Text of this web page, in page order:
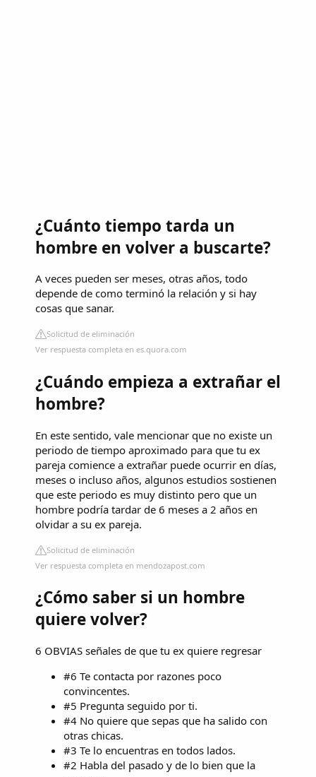
¿Cuánto tiempo tarda un
hombre en volver a buscarte?
A veces pueden ser meses, otras años, todo
depende de como terminó la relación y si hay
cosas que sanar.
Solicitud de eliminación
Ver respuesta completa en es.quora.com
¿Cuándo empieza a extrañar el
hombre?
En este sentido, vale mencionar que no existe un
periodo de tiempo aproximado para que tu ex
pareja comience a extrañar puede ocurrir en días,
meses o incluso años, algunos estudios sostienen
que este periodo es muy distinto pero que un
hombre podría tardar de 6 meses a 2 años en
olvidar a su ex pareja.
Solicitud de eliminación
Ver respuesta completa en mendozapost.com
¿Cómo saber si un hombre
quiere volver?
6 OBVIAS señales de que tu ex quiere regresar
#6 Te contacta por razones poco
convincentes.
#5 Pregunta seguido por ti.
#4 No quiere que sepas que ha salido con
otras chicas.
#3 Te lo encuentras en todos lados.
#2 Habla del pasado y de lo bien que la